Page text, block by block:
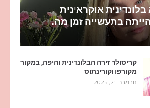
אוקראינית
בתעשייה זמן מה.
קריסולה זירה הבלונדינית והיפה, במקור
מקורפו וקורינתוס
נובמבר 21, 2025